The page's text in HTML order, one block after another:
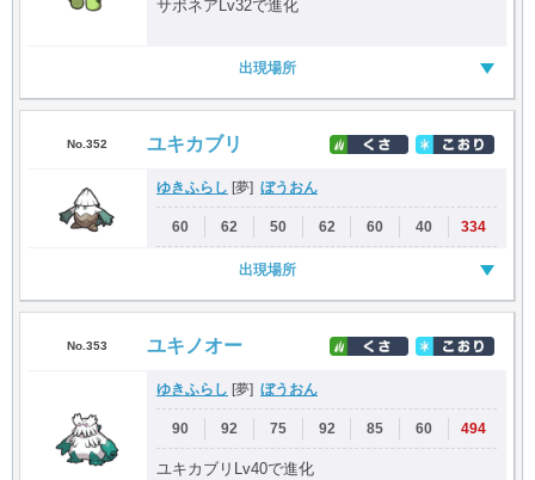
サボネアLv32で進化
出現場所
No.352 ユキカブリ
ゆきふらし [夢] ぼうおん
60 62 50 62 60 40 334
出現場所
No.353 ユキノオー
ゆきふらし [夢] ぼうおん
90 92 75 92 85 60 494
ユキカブリLv40で進化